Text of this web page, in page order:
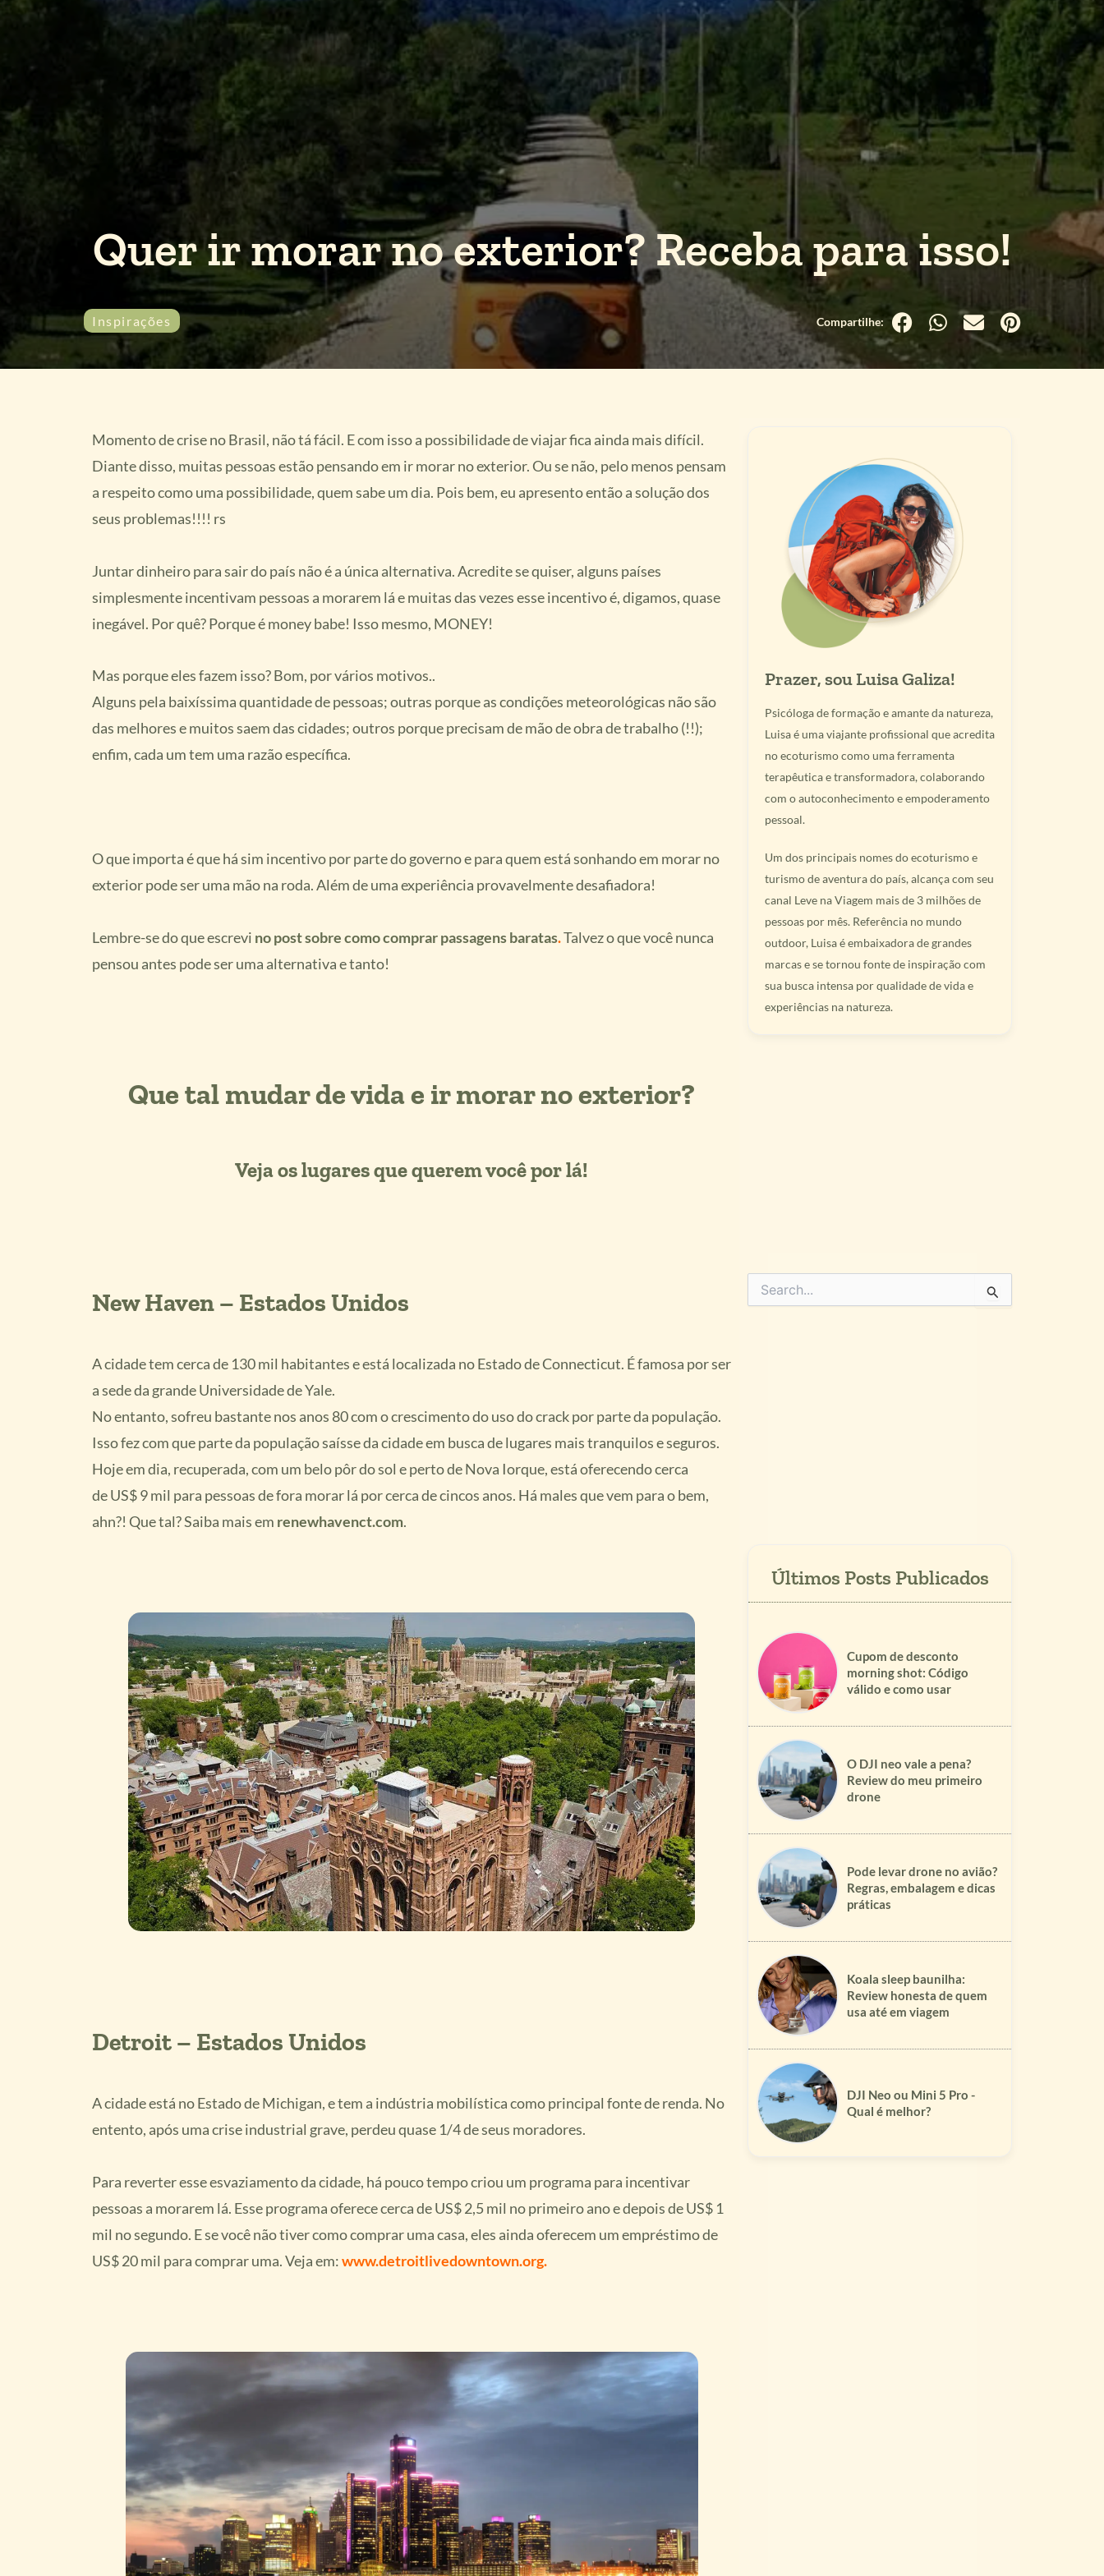
Quer ir morar no exterior? Receba para isso!
Inspirações
Momento de crise no Brasil, não tá fácil. E com isso a possibilidade de viajar fica ainda mais difícil.
Diante disso, muitas pessoas estão pensando em ir morar no exterior. Ou se não, pelo menos pensam
a respeito como uma possibilidade, quem sabe um dia. Pois bem, eu apresento então a solução dos
seus problemas!!!! rs
Juntar dinheiro para sair do país não é a única alternativa. Acredite se quiser, alguns países
simplesmente incentivam pessoas a morarem lá e muitas das vezes esse incentivo é, digamos, quase
inegável. Por quê? Porque é money babe! Isso mesmo, MONEY!
Mas porque eles fazem isso? Bom, por vários motivos..
Alguns pela baixíssima quantidade de pessoas; outras porque as condições meteorológicas não são
das melhores e muitos saem das cidades; outros porque precisam de mão de obra de trabalho (!!);
enfim, cada um tem uma razão específica.
O que importa é que há sim incentivo por parte do governo e para quem está sonhando em morar no
exterior pode ser uma mão na roda. Além de uma experiência provavelmente desafiadora!
Lembre-se do que escrevi no post sobre como comprar passagens baratas.Talvez o que você nunca
pensou antes pode ser uma alternativa e tanto!
Que tal mudar de vida e ir morar no exterior?
Veja os lugares que querem você por lá!
New Haven – Estados Unidos
A cidade tem cerca de 130 mil habitantes e está localizada no Estado de Connecticut. É famosa por ser
a sede da grande Universidade de Yale.
No entanto, sofreu bastante nos anos 80 com o crescimento do uso do crack por parte da população.
Isso fez com que parte da população saísse da cidade em busca de lugares mais tranquilos e seguros.
Hoje em dia, recuperada, com um belo pôr do sol e perto de Nova Iorque, está oferecendo cerca
de US$ 9 mil para pessoas de fora morar lá por cerca de cincos anos. Há males que vem para o bem,
ahn?! Que tal? Saiba mais em renewhavenct.com.
Detroit – Estados Unidos
A cidade está no Estado de Michigan, e tem a indústria mobilística como principal fonte de renda. No
entento, após uma crise industrial grave, perdeu quase 1/4 de seus moradores.
Para reverter esse esvaziamento da cidade, há pouco tempo criou um programa para incentivar
pessoas a morarem lá. Esse programa oferece cerca de US$ 2,5 mil no primeiro ano e depois de US$ 1
mil no segundo. E se você não tiver como comprar uma casa, eles ainda oferecem um empréstimo de
US$ 20 mil para comprar uma. Veja em:www.detroitlivedowntown.org.
Prazer, sou Luisa Galiza!
Psicóloga de formação e amante da natureza,
Luisa é uma viajante profissional que acredita
no ecoturismo como uma ferramenta
terapêutica e transformadora, colaborando
com o autoconhecimento e empoderamento
pessoal.
Um dos principais nomes do ecoturismo e
turismo de aventura do país, alcança com seu
canal Leve na Viagem mais de 3 milhões de
pessoas por mês. Referência no mundo
outdoor, Luisa é embaixadora de grandes
marcas e se tornou fonte de inspiração com
sua busca intensa por qualidade de vida e
experiências na natureza.
Pesquisar
por:
Cupom de desconto
morning shot: Código
válido e como usar
O DJI neo vale a pena?
Review do meu primeiro
drone
Pode levar drone no avião?
Regras, embalagem e dicas
práticas
Koala sleep baunilha:
Review honesta de quem
usa até em viagem
DJI Neo ou Mini 5 Pro -
Qual é melhor?